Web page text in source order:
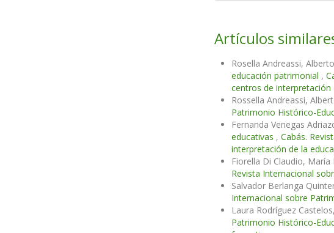
Artículos
Rosella Andreassi,
educación patrimonial ,
centros de interpretación
Rossella Andreassi,
Patrimonio Histórico-
Fernanda Venegas
educativas , Cabás.
interpretación de la
Fiorella Di Claudio,
Revista Internacional
Salvador Berlanga
Internacional sobre
Laura Rodríguez Castelos,
Patrimonio Histórico-